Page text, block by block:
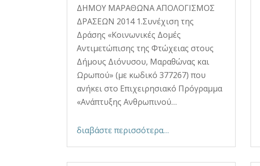
ΔΗΜΟΥ ΜΑΡΑΘΩΝΑ ΑΠΟΛΟΓΙΣΜΟΣ
ΔΡΑΣΕΩΝ 2014 1.Συνέχιση της
Δράσης «Κοινωνικές Δομές
Αντιμετώπισης της Φτώχειας στους
Δήμους Διόνυσου, Μαραθώνας και
Ωρωπού» (με κωδικό 377267) που
ανήκει στο Επιχειρησιακό Πρόγραμμα
«Ανάπτυξης Ανθρωπινού…
διαβάστε περισσότερα…